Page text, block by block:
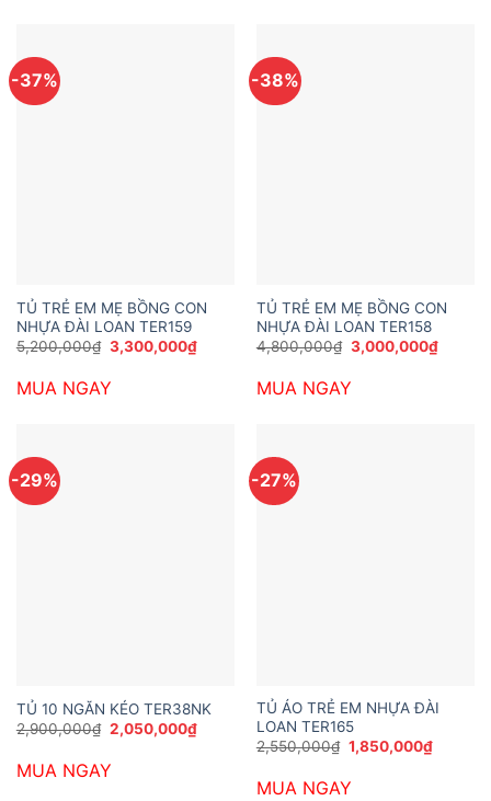
-37%
TỦ TRẺ EM MẸ BỒNG CON
NHỰA ĐÀI LOAN TER159
5,200,000₫ Giá
gốc
5,200,000₫.
3,300,000₫Giá
hiện
MUA NGAY
-38%
TỦ TRẺ EM MẸ BỒNG CON
NHỰA ĐÀI LOAN TER158
4,800,000₫ Giá
gốc
4,800,000₫.
3,000,000₫Giá
hiện
MUA NGAY
-29%
TỦ 10 NGĂN KÉO TER38NK
2,900,000₫ Giá
gốc
2,900,000₫.
2,050,000₫Giá
hiện
2,050,000₫.
MUA NGAY
-27%
TỦ ÁO TRẺ EM NHỰA ĐÀI
LOAN TER165
2,550,000₫ Giá
gốc
2,550,000₫.
1,850,000₫Giá
hiện
MUA NGAY